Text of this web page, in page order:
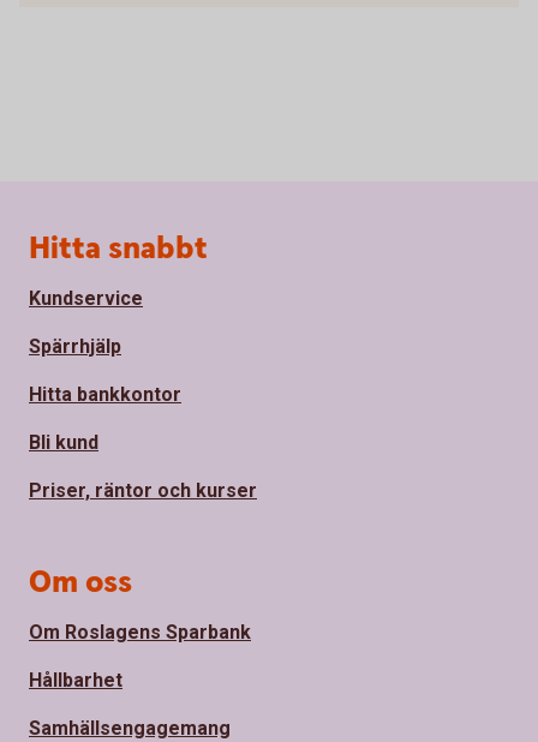
Sidfot
Hitta snabbt
Kundservice
Spärrhjälp
Hitta bankkontor
Bli kund
Priser, räntor och kurser
Om oss
Om Roslagens Sparbank
Hållbarhet
Samhällsengagemang